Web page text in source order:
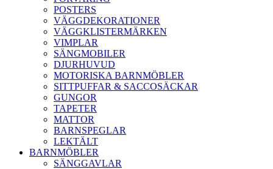
POSTERS
VÄGGDEKORATIONER
VÄGGKLISTERMÄRKEN
VIMPLAR
SÄNGMOBILER
DJURHUVUD
MOTORISKA BARNMÖBLER
SITTPUFFAR & SACCOSÄCKAR
GUNGOR
TAPETER
MATTOR
BARNSPEGLAR
LEKTÄLT
BARNMÖBLER
SÄNGGAVLAR